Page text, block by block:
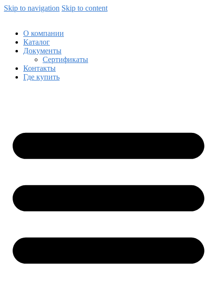
Skip to navigation Skip to content
О компании
Каталог
Документы
Сертификаты
Контакты
Где купить